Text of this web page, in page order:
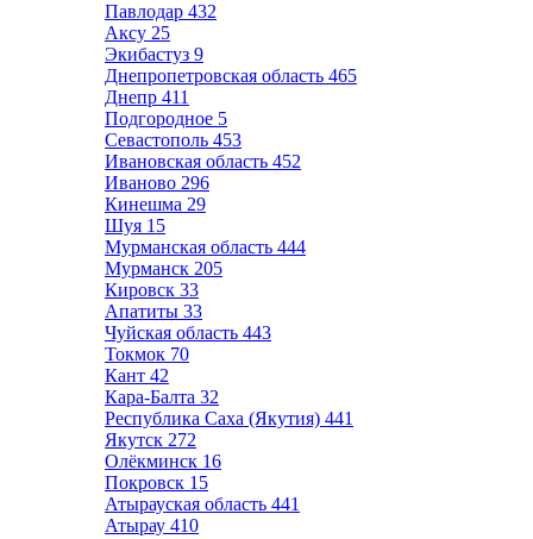
Павлодар 432
Аксу 25
Экибастуз 9
Днепропетровская область 465
Днепр 411
Подгородное 5
Севастополь 453
Ивановская область 452
Иваново 296
Кинешма 29
Шуя 15
Мурманская область 444
Мурманск 205
Кировск 33
Апатиты 33
Чуйская область 443
Токмок 70
Кант 42
Кара-Балта 32
Республика Саха (Якутия) 441
Якутск 272
Олёкминск 16
Покровск 15
Атырауская область 441
Атырау 410